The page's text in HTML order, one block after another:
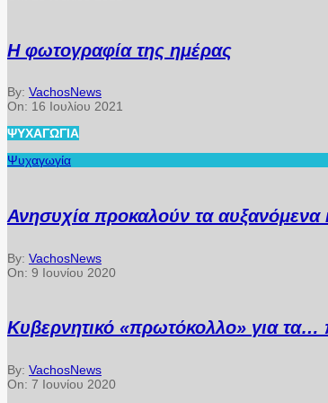
Η φωτογραφία της ημέρας
By: VachosNews
On: 16 Ιουλίου 2021
ΨΥΧΑΓΩΓΊΑ
Ψυχαγωγία
Ανησυχία προκαλούν τα
By: VachosNews
On: 9 Ιουνίου 2020
Κυβερνητικό «πρωτόκολλο» για
By: VachosNews
On: 7 Ιουνίου 2020